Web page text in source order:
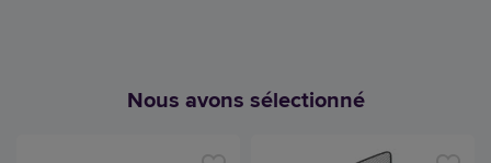
Nous avons sélectionné